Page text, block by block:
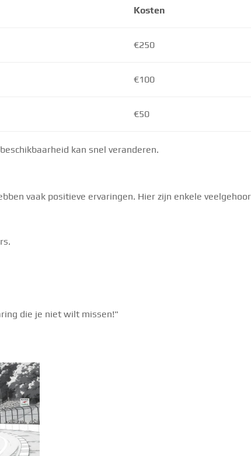
Kosten
€250
€100
€50
kan snel veranderen.
vaak positieve ervaringen. Hier zijn enkele
die je niet wilt missen!"